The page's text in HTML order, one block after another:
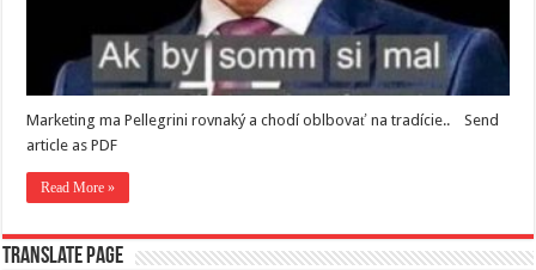
Marketing ma Pellegrini rovnaký a chodí oblbovať na tradície.. Send
article as PDF
Read More »
Translate page